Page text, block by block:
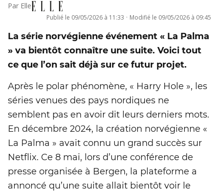
Par Elle
Publié le 09/05/2026 à 11:33 · Modifié le 09/05/2026 à 09:45
La série norvégienne événement « La Palma
» va bientôt connaître une suite. Voici tout
ce que l’on sait déjà sur ce futur projet.
Après le polar phénomène, « Harry Hole », les
séries venues des pays nordiques ne
semblent pas en avoir dit leurs derniers mots.
En décembre 2024, la création norvégienne «
La Palma » avait connu un grand succès sur
Netflix. Ce 8 mai, lors d’une conférence de
presse organisée à Bergen, la plateforme a
annoncé qu’une suite allait bientôt voir le